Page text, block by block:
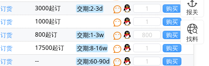
Chipanalog(川土微)(1)
KIOXIA(铠侠)(1)
HT(金誉)(1)
BOYA(博雅)(1)
订货 3000起订
交期:2-3d
订货
1000起订
订货 800起订
交期:1-3w
订货 17500起订
交期:8-16w
订货 --
交期:60-90d
报关
找料